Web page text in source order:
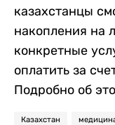
казахстанцы
накопления на
конкретные
оплатить за
Подробно об
Казахстан